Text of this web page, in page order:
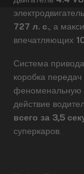
727 л. с. , а
впечатляющих
Система
коробка
феноменальную
действие
всего за 3,5
суперкаров.